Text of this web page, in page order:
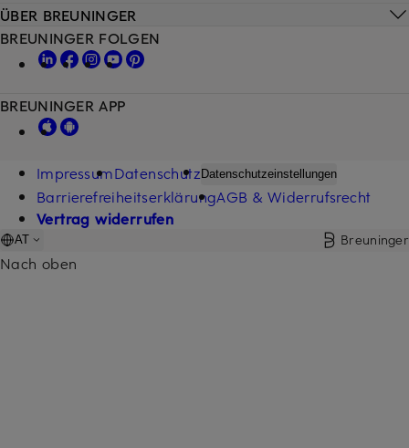
ÜBER BREUNINGER
BREUNINGER FOLGEN
BREUNINGER APP
ImpressumDatenschutz Datenschutzeinstellungen
BarrierefreiheitserklärungAGB & Widerrufsrecht
Vertrag widerrufen
AT Breuninger
Nach oben